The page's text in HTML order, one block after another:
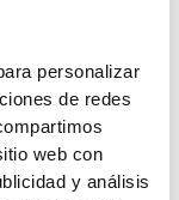
personalizar
de redes
web con
y análisis